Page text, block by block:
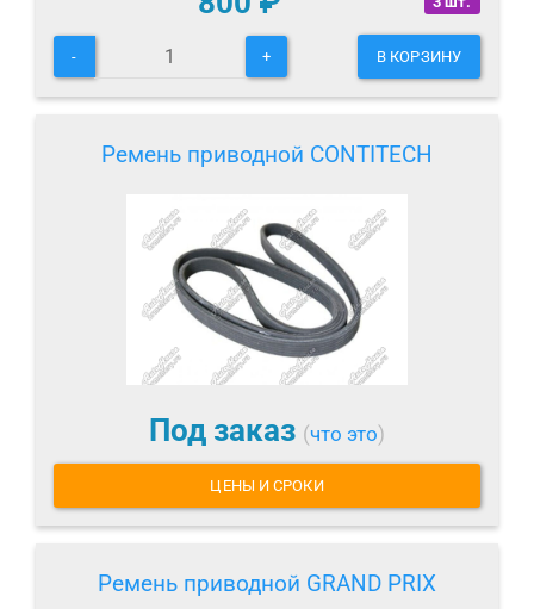
- + В КОРЗИНУ
Ремень приводной CONTITECH
Под заказ (что это)
ЦЕНЫ И СРОКИ
Ремень приводной GRAND PRIX